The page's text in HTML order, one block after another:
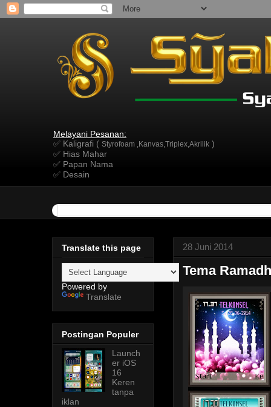
Melayani Pesanan:
✅ Kaligrafi ( Styrofoam ,Kanvas,Triplex,Akrilik )
✅ Hias Mahar
✅ Papan Nama
✅ Desain
28 Juni 2014
Tema
Translate this page
Powered by
Translate
Postingan Populer
Launch
er iOS
16
Keren
tanpa
iklan